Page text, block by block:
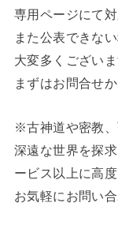
専用ページにて
また公表できな
大変多くござい
まずはお問合せ
※古神道や密教
深遠な世界を探
ービス以上に高
お気軽にお問い合